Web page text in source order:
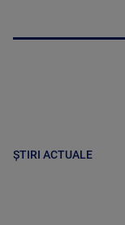
ȘTIRI ACTUALE